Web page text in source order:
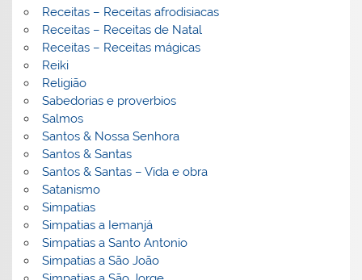
Receitas – Receitas afrodisiacas
Receitas – Receitas de Natal
Receitas – Receitas mágicas
Reiki
Religião
Sabedorias e proverbios
Salmos
Santos & Nossa Senhora
Santos & Santas
Santos & Santas – Vida e obra
Satanismo
Simpatias
Simpatias a Iemanjá
Simpatias a Santo Antonio
Simpatias a São João